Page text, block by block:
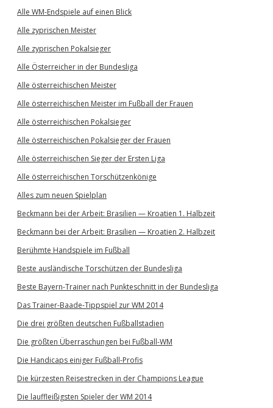
Alle WM-Endspiele auf einen Blick
Alle zyprischen Meister
Alle zyprischen Pokalsieger
Alle Österreicher in der Bundesliga
Alle österreichischen Meister
Alle österreichischen Meister im Fußball der Frauen
Alle österreichischen Pokalsieger
Alle österreichischen Pokalsieger der Frauen
Alle österreichischen Sieger der Ersten Liga
Alle österreichischen Torschützenkönige
Alles zum neuen Spielplan
Beckmann bei der Arbeit: Brasilien — Kroatien 1. Halbzeit
Beckmann bei der Arbeit: Brasilien — Kroatien 2. Halbzeit
Berühmte Handspiele im Fußball
Beste ausländische Torschützen der Bundesliga
Beste Bayern-Trainer nach Punkteschnitt in der Bundesliga
Das Trainer-Baade-Tippspiel zur WM 2014
Die drei größten deutschen Fußballstadien
Die größten Überraschungen bei Fußball-WM
Die Handicaps einiger Fußball-Profis
Die kürzesten Reisestrecken in der Champions League
Die lauffleißigsten Spieler der WM 2014